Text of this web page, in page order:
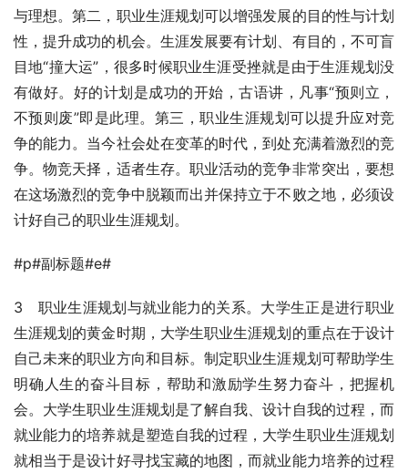
与理想。第二，职业生涯规划可以增强发展的目的性与计划
性，提升成功的机会。生涯发展要有计划、有目的，不可盲
目地“撞大运”，很多时候职业生涯受挫就是由于生涯规划没
有做好。好的计划是成功的开始，古语讲，凡事“预则立，
不预则废”即是此理。第三，职业生涯规划可以提升应对竞
争的能力。当今社会处在变革的时代，到处充满着激烈的竞
争。物竞天择，适者生存。职业活动的竞争非常突出，要想
在这场激烈的竞争中脱颖而出并保持立于不败之地，必须设
计好自己的职业生涯规划。
#p#副标题#e#
3　职业生涯规划与就业能力的关系。大学生正是进行职业
生涯规划的黄金时期，大学生职业生涯规划的重点在于设计
自己未来的职业方向和目标。制定职业生涯规划可帮助学生
明确人生的奋斗目标，帮助和激励学生努力奋斗，把握机
会。大学生职业生涯规划是了解自我、设计自我的过程，而
就业能力的培养就是塑造自我的过程，大学生职业生涯规划
就相当于是设计好寻找宝藏的地图，而就业能力培养的过程